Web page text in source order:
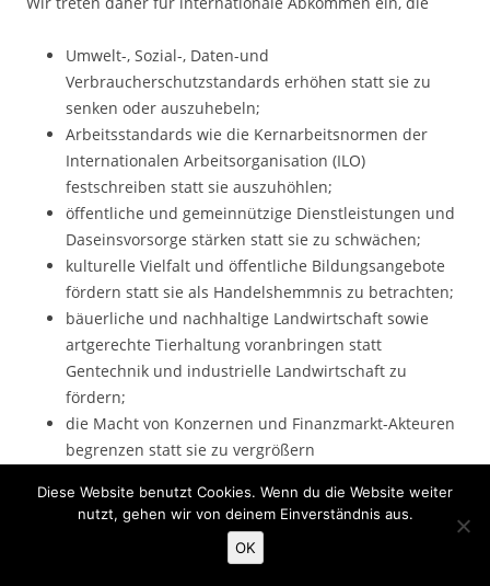
Umwelt-, Sozial-, Daten-und
Verbraucherschutzstandards erhöhen statt sie zu
senken oder auszuhebeln;
Arbeitsstandards wie die Kernarbeitsnormen der
Internationalen Arbeitsorganisation (ILO)
festschreiben statt sie auszuhöhlen;
öffentliche und gemeinnützige Dienstleistungen und
Daseinsvorsorge stärken statt sie zu schwächen;
kulturelle Vielfalt und öffentliche Bildungsangebote
fördern statt sie als Handelshemmnis zu betrachten;
bäuerliche und nachhaltige Landwirtschaft sowie
artgerechte Tierhaltung voranbringen statt
Gentechnik und industrielle Landwirtschaft zu
fördern;
die Macht von Konzernen und Finanzmarkt-Akteuren
begrenzen statt sie zu vergrößern
Menschen auszugrenzen und
transparent und offen verhandelt werden statt
geheim und in Hinterzimmern.
Diese Website benutzt Cookies. Wenn du die Website weiter
nutzt, gehen wir von deinem Einverständnis aus.
OK